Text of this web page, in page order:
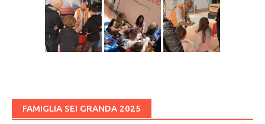
FAMIGLIA SEI GRANDA 2025